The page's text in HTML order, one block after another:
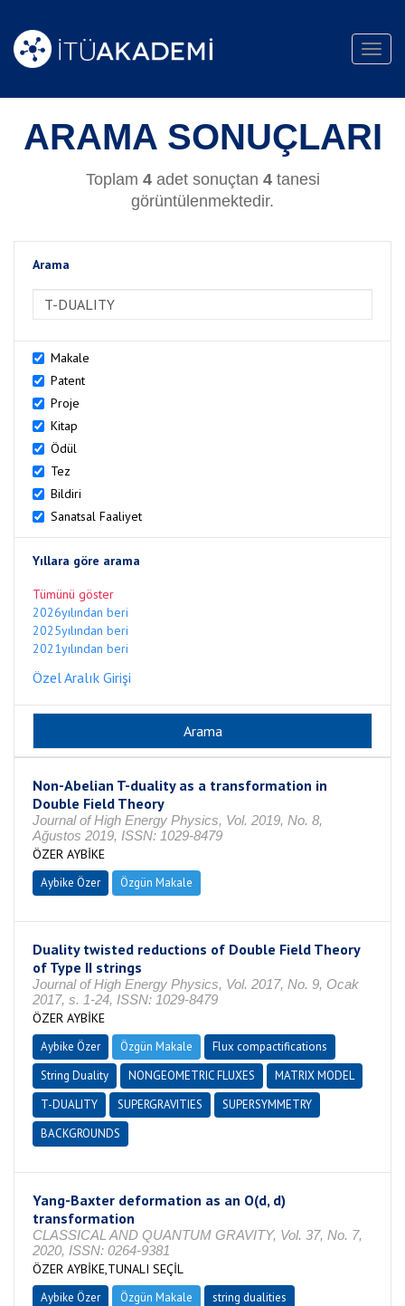
ARAMA SONUÇLARI
Toplam 4adet sonuçtan 4tanesi
görüntülenmektedir.
Arama
Makale
Patent
Proje
Kitap
Ödül
Tez
Bildiri
Sanatsal Faaliyet
Yıllara göre arama
Tümünü göster
2026yılından beri
2025yılından beri
2021yılından beri
Özel Aralık Girişi
Non-Abelian T-duality as a transformation in
Double Field Theory
Journal of High Energy Physics, Vol. 2019, No. 8,
Ağustos 2019, ISSN: 1029-8479
ÖZER AYBİKE
Aybike Özer Özgün Makale
Duality twisted reductions of Double Field Theory
of Type II strings
Journal of High Energy Physics, Vol. 2017, No. 9, Ocak
2017, s. 1-24, ISSN: 1029-8479
ÖZER AYBİKE
Aybike Özer Özgün Makale
Flux compactifications
String Duality
NONGEOMETRIC FLUXES
MATRIX MODEL
T-DUALITY
SUPERGRAVITIES
SUPERSYMMETRY
BACKGROUNDS
Yang-Baxter deformation as an O(d, d)
transformation
CLASSICAL AND QUANTUM GRAVITY, Vol. 37, No. 7,
2020, ISSN: 0264-9381
ÖZER AYBİKE,TUNALI SEÇİL
Aybike Özer Özgün Makale
string dualities